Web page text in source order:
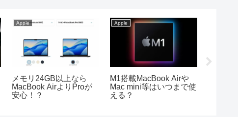
Apple
メモリ24GB以上なら
MacBook AirよりProが
安心！？
Apple
M1搭載MacBook Airや
Mac mini等はいつまで使
える？